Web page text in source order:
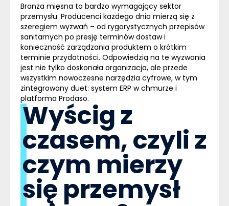
Branża mięsna to bardzo wymagający sektor
przemysłu. Producenci każdego dnia mierzą się z
szeregiem wyzwań – od rygorystycznych przepisów
sanitarnych po presję terminów dostaw i
konieczność zarządzania produktem o krótkim
terminie przydatności. Odpowiedzią na te wyzwania
jest nie tylko doskonała organizacja, ale przede
wszystkim nowoczesne narzędzia cyfrowe, w tym
zintegrowany duet: system ERP w chmurze i
platforma Prodaso.
Wyścig z
czasem, czyli z
czym mierzy
się przemysł